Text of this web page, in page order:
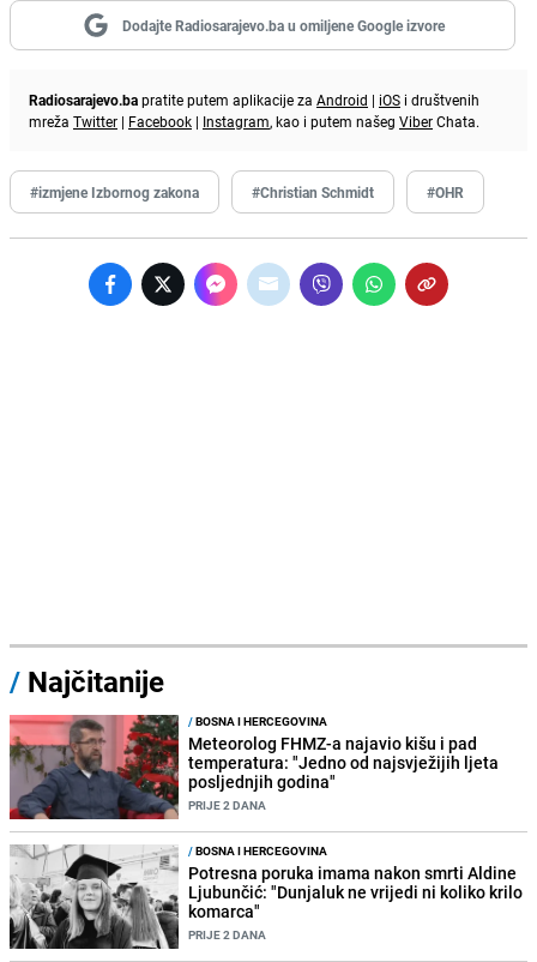
Dodajte Radiosarajevo.ba u omiljene Google izvore
Radiosarajevo.bapratite putem aplikacije za Android | iOS i društvenih
mreža Twitter | Facebook | Instagram, kao i putem našeg ViberChata.
#izmjene Izbornog zakona #Christian Schmidt #OHR
/ Najčitanije
/BOSNA I HERCEGOVINA
Meteorolog FHMZ-a najavio kišu i pad
temperatura: "Jedno od najsvježijih ljeta
posljednjih godina"
PRIJE 2 DANA
/BOSNA I HERCEGOVINA
Potresna poruka imama nakon smrti Aldine
Ljubunčić: "Dunjaluk ne vrijedi ni koliko krilo
komarca"
PRIJE 2 DANA